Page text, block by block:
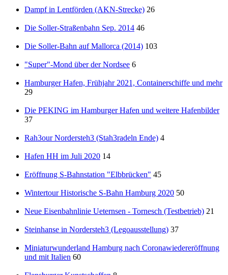
Dampf in Lentförden (AKN-Strecke) 26
Die Soller-Straßenbahn Sep. 2014 46
Die Soller-Bahn auf Mallorca (2014) 103
"Super"-Mond über der Nordsee 6
Hamburger Hafen, Frühjahr 2021, Containerschiffe und mehr
29
Die PEKING im Hamburger Hafen und weitere Hafenbilder
37
Rah3our Nordersteh3 (Stah3radeln Ende) 4
Hafen HH im Juli 2020 14
Eröffnung S-Bahnstation "Elbbrücken" 45
Wintertour Historische S-Bahn Hamburg 2020 50
Neue Eisenbahnlinie Ueternsen - Tornesch (Testbetrieb) 21
Steinhanse in Nordersteh3 (Legoausstellung) 37
Miniaturwunderland Hamburg nach Coronawiedereröffnung
und mit Italien 60